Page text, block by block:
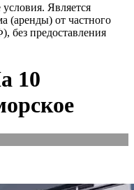
Является
(аренды) от частного
без предоставления
10